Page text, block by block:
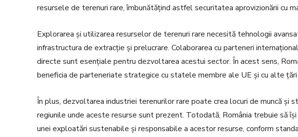
resursele de terenuri rare, îmbunătățind astfel securitatea aprovizionării cu
Explorarea și utilizarea resurselor de terenuri rare necesită tehnologii
infrastructura de extracție și prelucrare. Colaborarea cu parteneri
directe sunt esențiale pentru dezvoltarea acestui sector. În acest sens,
beneficia de parteneriate strategice cu statele membre ale UE și cu alte
În plus, dezvoltarea industriei terenurilor rare poate crea locuri de muncă și
regiunile unde aceste resurse sunt prezent. Totodată, România trebuie să
unei exploatări sustenabile și responsabile a acestor resurse, conform